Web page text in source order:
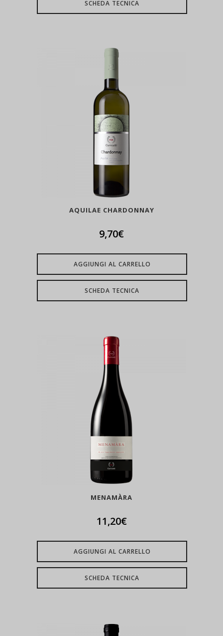
SCHEDA TECNICA
AQUILAE CHARDONNAY
9,70€
AGGIUNGI AL CARRELLO
SCHEDA TECNICA
MENAMÀRA
11,20€
AGGIUNGI AL CARRELLO
SCHEDA TECNICA